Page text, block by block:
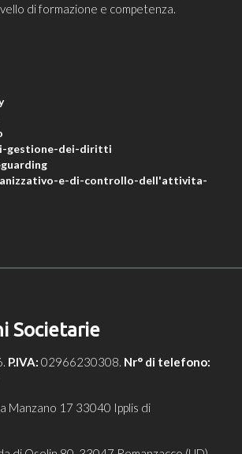
di formazione e competenza.
gestione-dei-diritti
e-di-controllo-dell'attivita-
Societarie
P.IVA: 02966230308. Nr° di telefono:
Manzano 17 33040 Ipplis di